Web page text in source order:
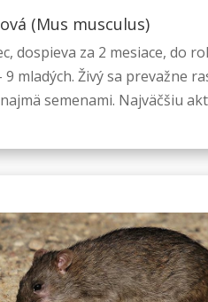
(Mus musculus)
dospieva za 2 mesiace, do
9 mladých. Živý sa prevažne
semenami. Najväčšiu